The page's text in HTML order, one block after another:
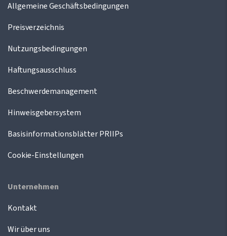
Allgemeine Geschäftsbedingungen
Preisverzeichnis
Nutzungsbedingungen
Haftungsausschluss
Beschwerdemanagement
Hinweisgebersystem
Basisinformationsblätter PRIIPs
Cookie-Einstellungen
Unternehmen
Kontakt
Wir über uns